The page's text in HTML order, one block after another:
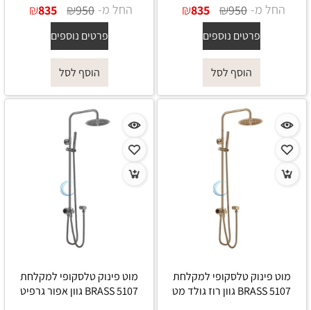
החל מ- ₪950
₪835
פרטים נוספים
הוסף לסל
החל מ- ₪950
₪835
פרטים נוספים
הוסף לסל
מוט פינוק טלסקופי למקלחת
5107 BRASS גוון רוז גולד מט
מוט פינוק טלסקופי למקלחת
5107 BRASS גוון אפור גרפיט